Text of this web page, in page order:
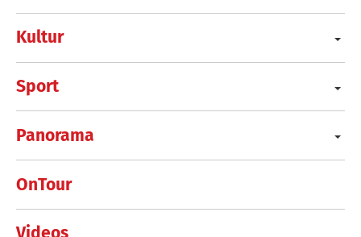
Kultur
Sport
Panorama
OnTour